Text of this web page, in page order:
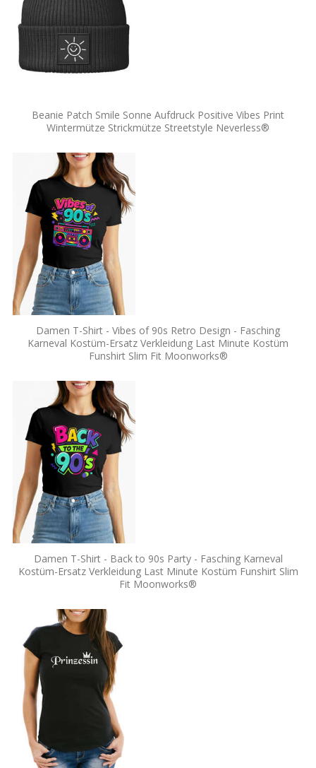
Beanie Patch Smile Sonne Aufdruck Positive Vibes Print
Wintermütze Strickmütze Streetstyle Neverless®
Damen T-Shirt - Vibes of 90s Retro Design - Fasching
Karneval Kostüm-Ersatz Verkleidung Last Minute Kostüm
Funshirt Slim Fit Moonworks®
Damen T-Shirt - Back to 90s Party - Fasching Karneval
Kostüm-Ersatz Verkleidung Last Minute Kostüm Funshirt Slim
Fit Moonworks®